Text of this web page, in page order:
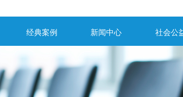
经典案例 新闻中心 社会公